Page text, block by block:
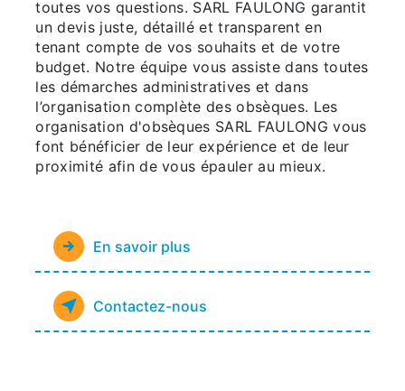
toutes vos questions. SARL FAULONG garantit
un devis juste, détaillé et transparent en
tenant compte de vos souhaits et de votre
budget. Notre équipe vous assiste dans toutes
les démarches administratives et dans
l’organisation complète des obsèques. Les
organisation d'obsèques SARL FAULONG vous
font bénéficier de leur expérience et de leur
proximité afin de vous épauler au mieux.
En savoir plus
Contactez-nous